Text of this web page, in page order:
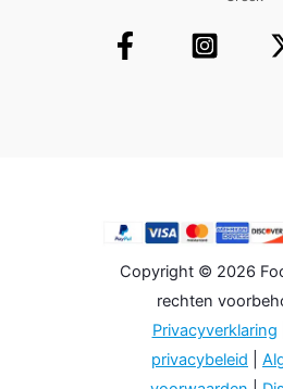
Copyright © 2026
rechten
Privacyverklaring
privacybeleid